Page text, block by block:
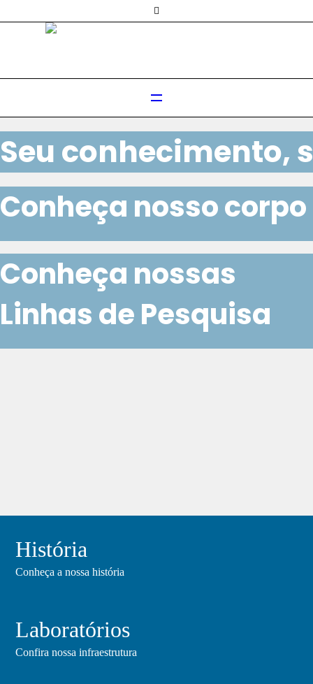
Seu conhecimento,
Conheça nosso
Conheça nossas
Linhas de Pesquisa
História
Conheça a nossa história
Laboratórios
Confira nossa infraestrutura